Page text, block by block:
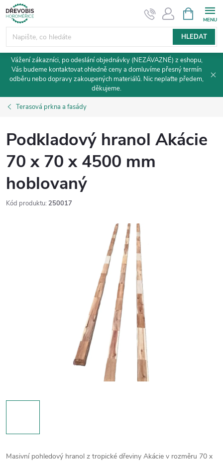
Přejít
na
obsah
HLEDAT
NÁKUPNÍ
KOŠÍK
Vážení zákazníci, po odeslání objednávky (NEZÁVAZNÉ) z eshopu,
Vás budeme kontaktovat ohledně ceny a domluvíme přesný termín
odběru nebo dopravy zakoupených materiálů. Nic neplaťte předem,
děkujeme.
Terasová prkna a fasády
Podkladový hranol Akácie
70 x 70 x 4500 mm
hoblovaný
Kód produktu: 250017
Masivní pohledový hranol z tropické dřeviny Akácie v rozměru 70 x